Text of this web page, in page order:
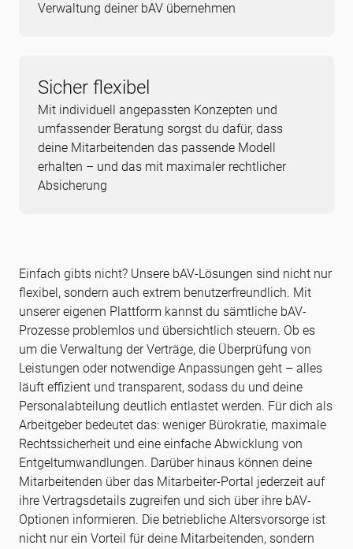
Verwaltung deiner bAV übernehmen
Sicher flexibel
Mit individuell angepassten Konzepten und
umfassender Beratung sorgst du dafür, dass
deine Mitarbeitenden das passende Modell
erhalten – und das mit maximaler rechtlicher
Absicherung​
Einfach gibts nicht? Unsere bAV-Lösungen sind nicht nur
flexibel, sondern auch extrem benutzerfreundlich. Mit
unserer eigenen Plattform kannst du sämtliche bAV-
Prozesse problemlos und übersichtlich steuern. Ob es
um die Verwaltung der Verträge, die Überprüfung von
Leistungen oder notwendige Anpassungen geht – alles
läuft effizient und transparent, sodass du und deine
Personalabteilung deutlich entlastet werden. Für dich als
Arbeitgeber bedeutet das: weniger Bürokratie, maximale
Rechtssicherheit und eine einfache Abwicklung von
Entgeltumwandlungen. Darüber hinaus können deine
Mitarbeitenden über das Mitarbeiter-Portal jederzeit auf
ihre Vertragsdetails zugreifen und sich über ihre bAV-
Optionen informieren. Die betriebliche Altersvorsorge ist
nicht nur ein Vorteil für deine Mitarbeitenden, sondern